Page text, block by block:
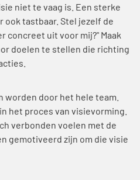
niet te vaag is. Een sterke
ook tastbaar. Stel jezelf de
concreet uit voor mij?" Maak
doelen te stellen die richting
worden door het hele team.
het proces van visievorming.
verbonden voelen met de
gemotiveerd zijn om die visie